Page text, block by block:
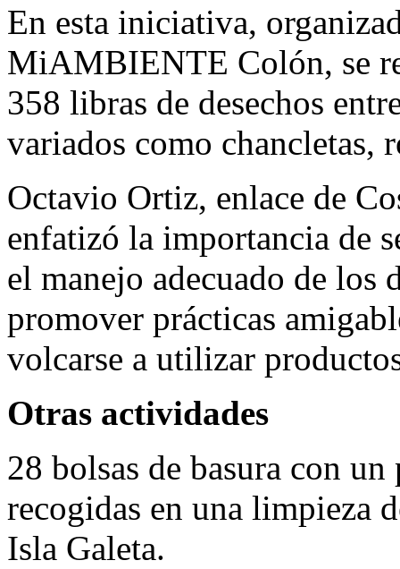
En esta iniciativa,
MiAMBIENTE Colón, se
358 libras de desechos
variados como chancletas,
Octavio Ortiz, enlace de
enfatizó la importancia de
el manejo adecuado de los
promover prácticas
volcarse a utilizar
Otras actividades
28 bolsas de basura con
recogidas en una limpieza
Isla Galeta.